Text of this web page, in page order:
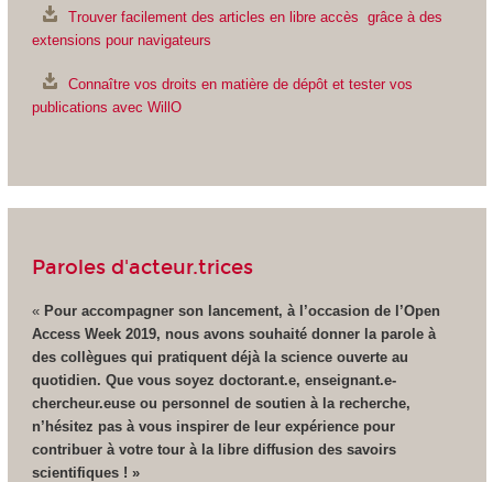
Trouver facilement des articles en libre accès grâce à des
extensions pour navigateurs
Connaître vos droits en matière de dépôt et tester vos
publications avec WillO
Paroles d'acteur.trices
«Pour accompagner son lancement, à l’occasion de l’Open
Access Week 2019, nous avons souhaité donner la parole à
des collègues qui pratiquent déjà la science ouverte au
quotidien. Que vous soyez doctorant.e, enseignant.e-
chercheur.euse ou personnel de soutien à la recherche,
n’hésitez pas à vous inspirer de leur expérience pour
contribuer à votre tour à la libre diffusion des savoirs
scientifiques ! »